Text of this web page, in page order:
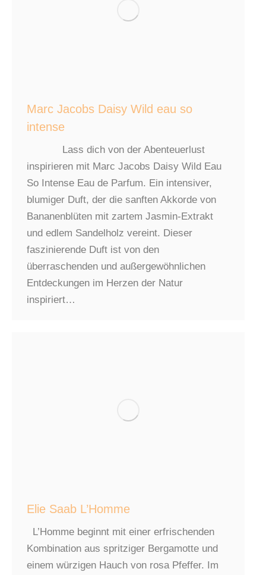
Marc Jacobs Daisy Wild eau so
intense
Lass dich von der Abenteuerlust
inspirieren mit Marc Jacobs Daisy Wild Eau
So Intense Eau de Parfum. Ein intensiver,
blumiger Duft, der die sanften Akkorde von
Bananenblüten mit zartem Jasmin-Extrakt
und edlem Sandelholz vereint. Dieser
faszinierende Duft ist von den
überraschenden und außergewöhnlichen
Entdeckungen im Herzen der Natur
inspiriert…
Elie Saab L’Homme
L’Homme beginnt mit einer erfrischenden
Kombination aus spritziger Bergamotte und
einem würzigen Hauch von rosa Pfeffer. Im